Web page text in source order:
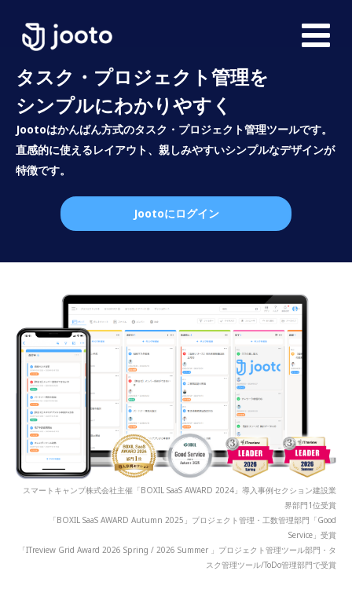
タスク・プロジェクト管理を
シンプルにわかりやすく
Jootoはかんばん方式のタスク・プロジェクト管理ツールです。
直感的に使えるレイアウト、親しみやすいシンプルなデザインが
特徴です。
Jootoにログイン
スマートキャンプ株式会社主催「BOXIL SaaS AWARD 2024」導入事例セクション建設業
界部門1位受賞
「BOXIL SaaS AWARD Autumn 2025」プロジェクト管理・工数管理部門「Good
Service」受賞
「ITreview Grid Award 2026 Spring / 2026 Summer 」プロジェクト管理ツール部門・タ
スク管理ツール/ToDo管理部門で受賞